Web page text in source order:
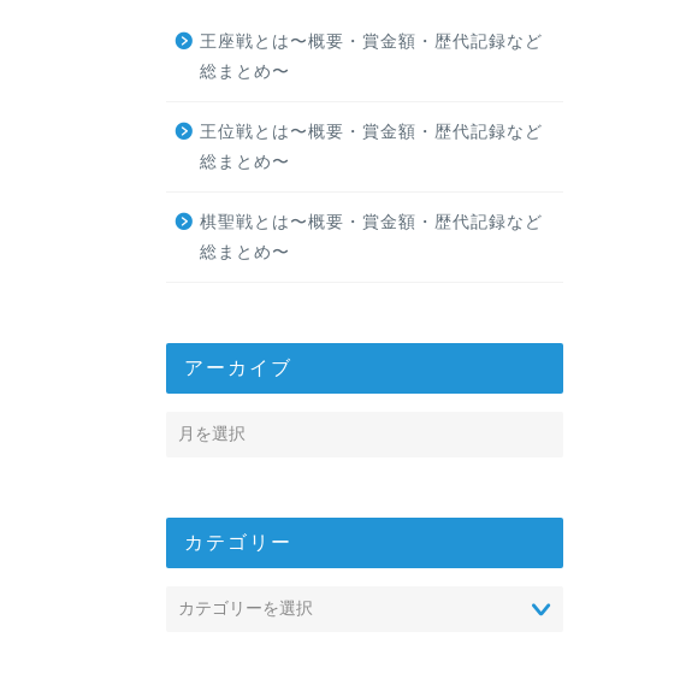
王座戦とは〜概要・賞金額・歴代記録など
総まとめ〜
王位戦とは〜概要・賞金額・歴代記録など
総まとめ〜
棋聖戦とは〜概要・賞金額・歴代記録など
総まとめ〜
アーカイブ
カテゴリー